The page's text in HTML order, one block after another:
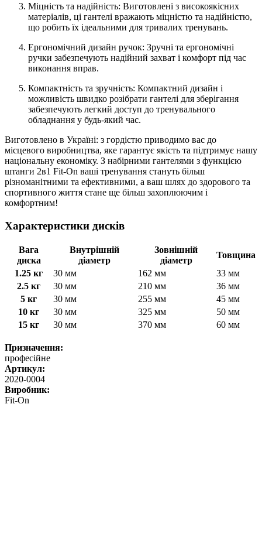
Міцність та надійність: Виготовлені з високоякісних
матеріалів, ці гантелі вражають міцністю та надійністю,
що робить їх ідеальними для тривалих тренувань.
Ергономічний дизайн ручок: Зручні та ергономічні
ручки забезпечують надійний захват і комфорт під час
виконання вправ.
Компактність та зручність: Компактний дизайн і
можливість швидко розібрати гантелі для зберігання
забезпечують легкий доступ до тренувального
обладнання у будь-який час.
Виготовлено в Україні: з гордістю приводимо вас до
місцевого виробництва, яке гарантує якість та підтримує нашу
національну економіку. З набірними гантелями з функцією
штанги 2в1 Fit-On ваші тренування стануть більш
різноманітними та ефективними, а ваш шлях до здорового та
спортивного життя стане ще більш захоплюючим і
комфортним!
Характеристики дисків
Вага
диска
Внутрішній
діаметр
Зовнішній
діаметр
Товщина
1.25 кг
30 мм 162 мм
33 мм
2.5 кг
30 мм 210 мм
36 мм
5 кг
30 мм 255 мм
45 мм
10 кг
30 мм 325 мм
50 мм
15 кг
30 мм 370 мм 60 мм
Призначення:
професійне
Артикул:
2020-0004
Виробник:
Fit-On